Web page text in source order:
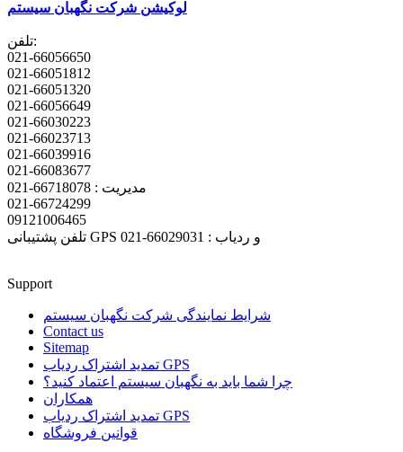
لوکیشن شرکت نگهبان سیستم
تلفن:
021-66056650
021-66051812
021-66051320
021-66056649
021-66030223
021-66023713
021-66039916
021-66083677
مدیریت : 66718078-021
021-66724299
09121006465
تلفن پشتیبانی GPS و ردیاب : 66029031-021
Support
شرایط نمایندگی شرکت نگهبان سیستم
Contact us
Sitemap
تمدید اشتراک ردیاب GPS
چرا شما باید به نگهبان سیستم اعتماد کنید؟
همکاران
تمدید اشتراک ردیاب GPS
قوانین فروشگاه